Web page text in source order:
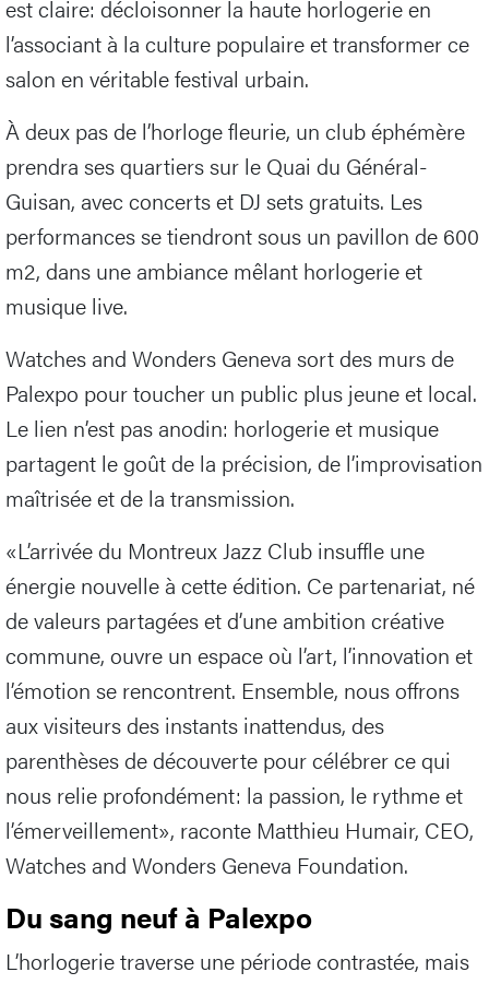
est claire: décloisonner la haute horlogerie en
l’associant à la culture populaire et transformer ce
salon en véritable festival urbain.
À deux pas de l’horloge fleurie, un club éphémère
prendra ses quartiers sur le Quai du Général-
Guisan, avec concerts et DJ sets gratuits. Les
performances se tiendront sous un pavillon de 600
m2, dans une ambiance mêlant horlogerie et
musique live.
Watches and Wonders Geneva sort des murs de
Palexpo pour toucher un public plus jeune et local.
Le lien n’est pas anodin: horlogerie et musique
partagent le goût de la précision, de l’improvisation
maîtrisée et de la transmission.
«L’arrivée du Montreux Jazz Club insuffle une
énergie nouvelle à cette édition. Ce partenariat, né
de valeurs partagées et d’une ambition créative
commune, ouvre un espace où l’art, l’innovation et
l’émotion se rencontrent. Ensemble, nous offrons
aux visiteurs des instants inattendus, des
parenthèses de découverte pour célébrer ce qui
nous relie profondément: la passion, le rythme et
l’émerveillement», raconte Matthieu Humair, CEO,
Watches and Wonders Geneva Foundation.
Du sang neuf à Palexpo
L’horlogerie traverse une période contrastée, mais